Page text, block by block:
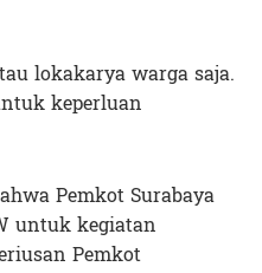
lokakarya warga saja.
keperluan
Pemkot Surabaya
untuk kegiatan
Pemkot